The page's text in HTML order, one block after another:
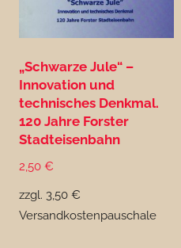
„Schwarze Jule“ –
Innovation und
technisches Denkmal.
120 Jahre Forster
Stadteisenbahn
2,50 €
zzgl. 3,50 €
Versandkostenpauschale